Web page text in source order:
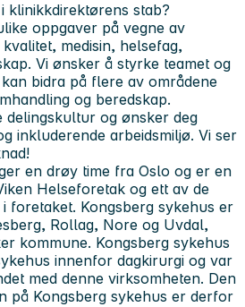
klinikkdirektørens stab?
oppgaver på vegne av
medisin, helsefag,
Vi ønsker å styrke teamet og
bidra på flere av områdene
og beredskap.
delingskultur og ønsker deg
inkluderende arbeidsmiljø. Vi ser
en drøy time fra Oslo og er en
Helseforetak og ett av de
foretaket. Kongsberg sykehus er
Rollag, Nore og Uvdal,
kommune. Kongsberg sykehus
innenfor dagkirurgi og var
med denne virksomheten. Den
på Kongsberg sykehus er derfor